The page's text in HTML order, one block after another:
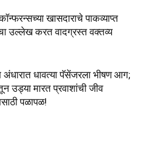
खासदाराचे पाकव्याप्त
उल्लेख करत वादग्रस्त वक्तव्य
अंधारात धावत्या पॅसेंजरला भीषण आग;
उड्या मारत प्रवाशांची जीव
पळापळ!